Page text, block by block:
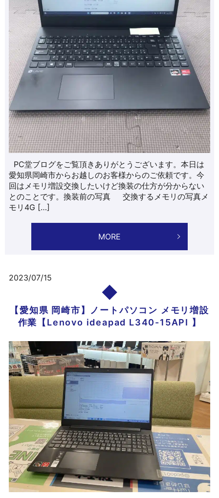
PC堂ブログをご覧頂きありがとうございます。本日は
愛知県岡崎市からお越しのお客様からのご依頼です。今
回はメモリ増設交換したいけど換装の仕方が分からない
とのことです。換装前の写真 交換するメモリの写真メ
モリ4G […]
MORE
2023/07/15
【愛知県 岡崎市】ノートパソコン メモリ増設
作業【Lenovo ideapad L340-15API 】